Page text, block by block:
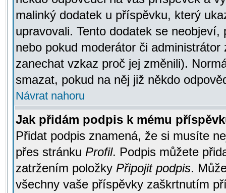
malinký dodatek u příspěvku, který
upravovali. Tento dodatek se
nebo pokud moderátor či
zanechat vzkaz proč jej změnili).
smazat, pokud na něj již někdo
Návrat nahoru
Jak přidám podpis k mému
Přidat podpis znamená, že si musíte
přes stránku Profil. Podpis můžete
zatržením položky Připojit podpis.
všechny vaše příspěvky zaškrtnutím